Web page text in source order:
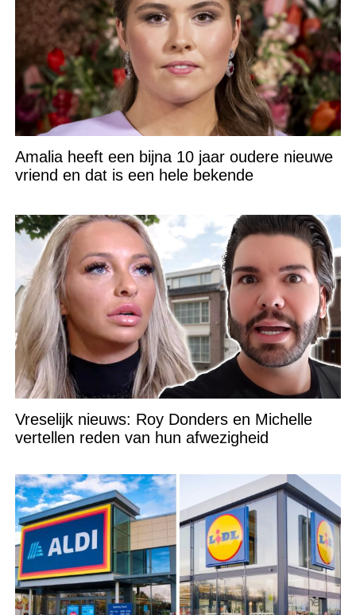
Amalia heeft een bijna 10 jaar oudere nieuwe
vriend en dat is een hele bekende
Vreselijk nieuws: Roy Donders en Michelle
vertellen reden van hun afwezigheid